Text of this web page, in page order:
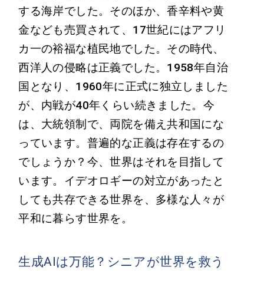
する海岸でした。そのほか、香辛料や黄
金なども売買されて、17世紀にはアフリ
カ一の裕福な植民地でした。その時代、
西洋人の侵略は正義でした。1958年自治
国となり、1960年に正式に独立しました
が、内戦が40年くらい続きました。今
は、大統領制で、両院を備え共和国にな
っています。普遍的な正義は存在するの
でしょうか？今、世界はそれを目指して
います。イデオロギーの対立があったと
しても共存できる世界を、多様な人々が
平和に暮らす世界を。
生成AIは万能？シニアが世界を救う